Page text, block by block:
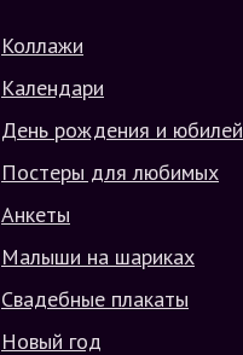
Коллажи
Календари
День рождения и юбилей
Постеры для любимых
Анкеты
Малыши на шариках
Свадебные плакаты
Новый год